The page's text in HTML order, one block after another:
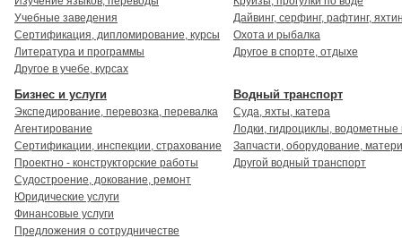
Дайвинг, серфинг, рафтинг,
Охота и рыбалка
Другое в спорте, отдыхе
Учебные заведения
Сертификация, дипломирование, курсы
Литература и программы
Другое в учебе, курсах
Водный транспорт
Суда, яхты, катера
Лодки, гидроциклы, водометные
Запчасти, оборудование,
Другой водный транспорт
Бизнес и услуги
Экспедирование, перевозка, перевалка
Агентирование
Сертификации, инспекции, страхование
Проектно - конструкторские работы
Судостроение, докование, ремонт
Юридические услуги
Финансовые услуги
Предложения о сотрудничестве